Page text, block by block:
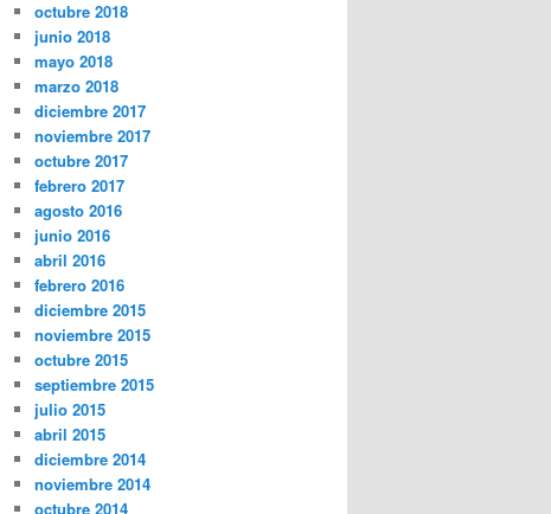
octubre 2018
junio 2018
mayo 2018
marzo 2018
diciembre 2017
noviembre 2017
octubre 2017
febrero 2017
agosto 2016
junio 2016
abril 2016
febrero 2016
diciembre 2015
noviembre 2015
octubre 2015
septiembre 2015
julio 2015
abril 2015
diciembre 2014
noviembre 2014
octubre 2014